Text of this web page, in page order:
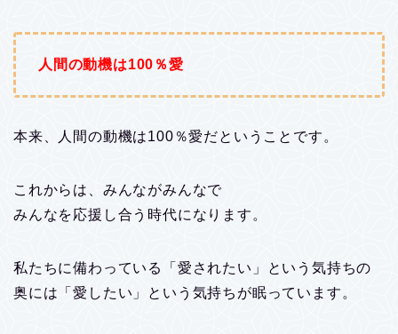
人間の動機は100％愛
本来、人間の動機は100％愛だということです。
これからは、みんながみんなで
みんなを応援し合う時代になります。
私たちに備わっている「愛されたい」という気持ちの
奥には「愛したい」という気持ちが眠っています。